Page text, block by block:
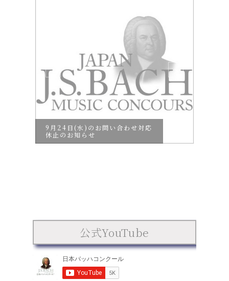
9月24日(水)のお問い合わせ対応
休止のお知らせ
公式YouTube